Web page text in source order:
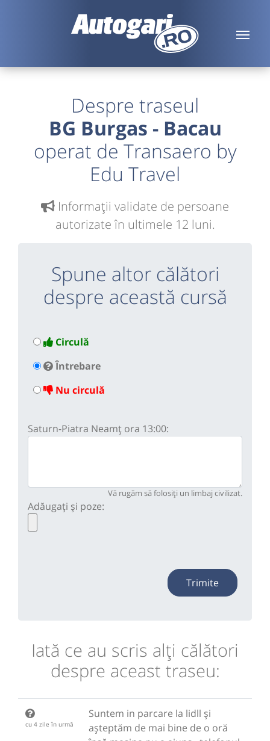
Despre traseul
BG Burgas - Bacau
operat de Transaero by
Edu Travel
Informaţii validate de persoane
autorizate în ultimele 12 luni.
Spune altor călători
despre această cursă
Circulă
Întrebare
Nu circulă
Saturn-Piatra Neamț ora 13:00:
Vă rugăm să folosiți un limbaj civilizat.
Adăugați și poze:
Trimite
Iată ce au scris alţi călători
despre aceast traseu:
cu 4 zile în urmă
Suntem in parcare la lidll și
așteptăm de mai bine de o oră